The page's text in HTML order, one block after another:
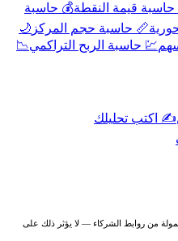
حاسبة قيمة النقطة💰 حاسبة
📏 حاسبة حجم المركز 🌙
💹 حاسبة الربح التراكمي📉
✍️ اكتب تحليلك
من روابط الشركاء — لا يؤثر ذلك على